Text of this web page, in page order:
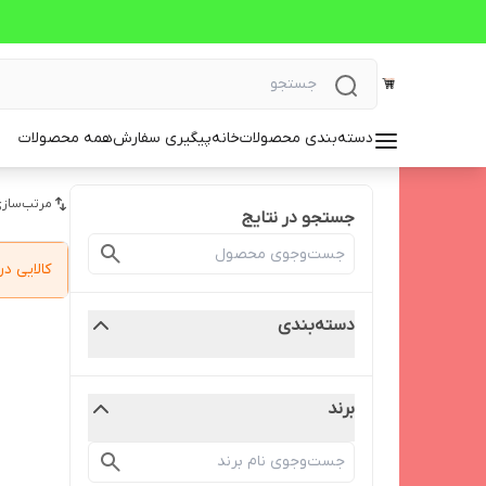
دسته‌بندی محصولاتخانهپیگیری سفارشهمه محصولات
جستجو در نتایج
دسته‌بندی
برند